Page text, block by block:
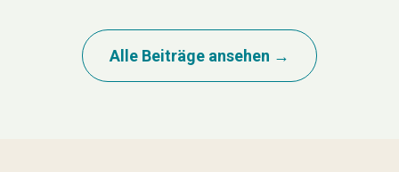
Alle Beiträge ansehen →